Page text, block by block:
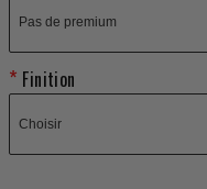
Finition